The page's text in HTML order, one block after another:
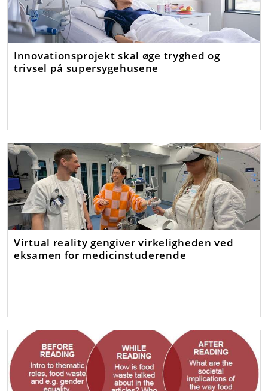
Innovationsprojekt skal øge tryghed og
trivsel på supersygehusene
Virtual reality gengiver virkeligheden ved
eksamen for medicinstuderende